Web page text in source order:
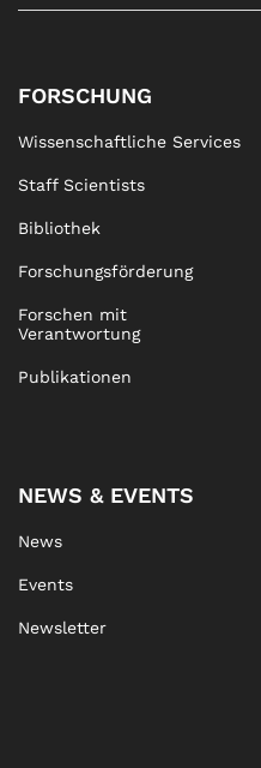
FORSCHUNG
Wissenschaftliche Services
Staff Scientists
Bibliothek
Forschungsförderung
Forschen mit
Verantwortung
Publikationen
NEWS & EVENTS
News
Events
Newsletter